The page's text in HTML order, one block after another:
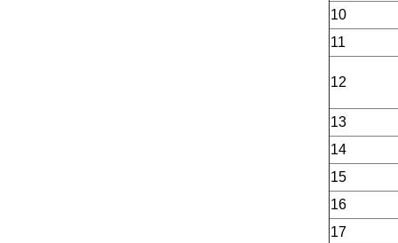
10
11
12
13
14
15
16
17